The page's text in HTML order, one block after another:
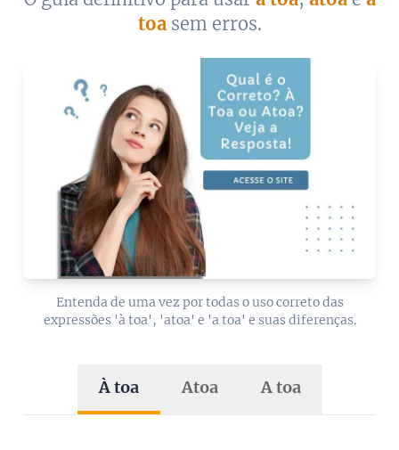
toasem erros.
Entenda de uma vez por todas o uso correto das
expressões 'à toa', 'atoa' e 'a toa' e suas diferenças.
À toa Atoa A toa